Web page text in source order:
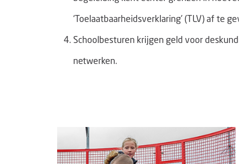
‘Toelaatbaarheidsverklaring’ (TLV) af te
Schoolbesturen krijgen geld voor
netwerken.